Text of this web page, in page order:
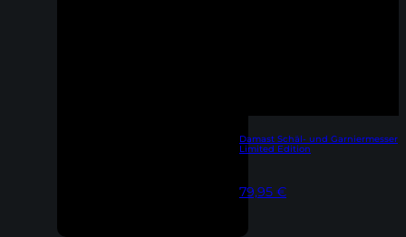
Damast Schäl- und Garniermesser
Limited Edition
79,95 €